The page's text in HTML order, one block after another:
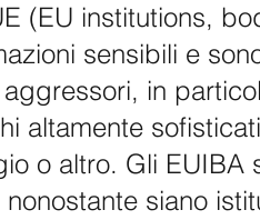
(EU institutions,
sensibili e
in
altamente
o altro. Gli EUIBA
siano